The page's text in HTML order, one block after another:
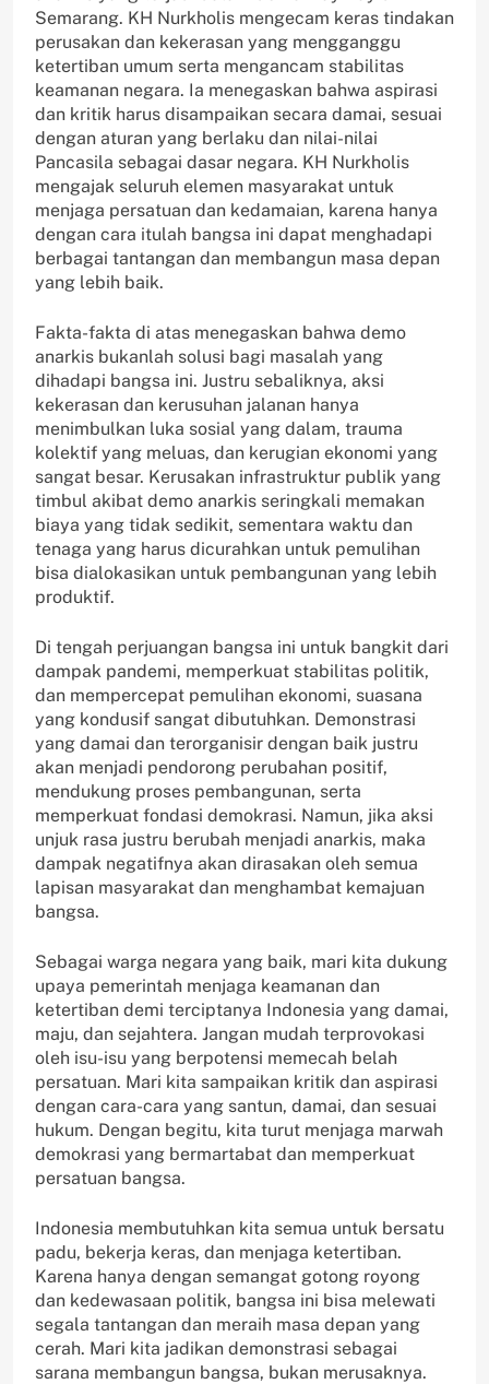
Semarang. KH Nurkholis mengecam keras tindakan
perusakan dan kekerasan yang mengganggu
ketertiban umum serta mengancam stabilitas
keamanan negara. Ia menegaskan bahwa aspirasi
dan kritik harus disampaikan secara damai, sesuai
dengan aturan yang berlaku dan nilai-nilai
Pancasila sebagai dasar negara. KH Nurkholis
mengajak seluruh elemen masyarakat untuk
menjaga persatuan dan kedamaian, karena hanya
dengan cara itulah bangsa ini dapat menghadapi
berbagai tantangan dan membangun masa depan
yang lebih baik.
Fakta-fakta di atas menegaskan bahwa demo
anarkis bukanlah solusi bagi masalah yang
dihadapi bangsa ini. Justru sebaliknya, aksi
kekerasan dan kerusuhan jalanan hanya
menimbulkan luka sosial yang dalam, trauma
kolektif yang meluas, dan kerugian ekonomi yang
sangat besar. Kerusakan infrastruktur publik yang
timbul akibat demo anarkis seringkali memakan
biaya yang tidak sedikit, sementara waktu dan
tenaga yang harus dicurahkan untuk pemulihan
bisa dialokasikan untuk pembangunan yang lebih
produktif.
Di tengah perjuangan bangsa ini untuk bangkit dari
dampak pandemi, memperkuat stabilitas politik,
dan mempercepat pemulihan ekonomi, suasana
yang kondusif sangat dibutuhkan. Demonstrasi
yang damai dan terorganisir dengan baik justru
akan menjadi pendorong perubahan positif,
mendukung proses pembangunan, serta
memperkuat fondasi demokrasi. Namun, jika aksi
unjuk rasa justru berubah menjadi anarkis, maka
dampak negatifnya akan dirasakan oleh semua
lapisan masyarakat dan menghambat kemajuan
bangsa.
Sebagai warga negara yang baik, mari kita dukung
upaya pemerintah menjaga keamanan dan
ketertiban demi terciptanya Indonesia yang damai,
maju, dan sejahtera. Jangan mudah terprovokasi
oleh isu-isu yang berpotensi memecah belah
persatuan. Mari kita sampaikan kritik dan aspirasi
dengan cara-cara yang santun, damai, dan sesuai
hukum. Dengan begitu, kita turut menjaga marwah
demokrasi yang bermartabat dan memperkuat
persatuan bangsa.
Indonesia membutuhkan kita semua untuk bersatu
padu, bekerja keras, dan menjaga ketertiban.
Karena hanya dengan semangat gotong royong
dan kedewasaan politik, bangsa ini bisa melewati
segala tantangan dan meraih masa depan yang
cerah. Mari kita jadikan demonstrasi sebagai
sarana membangun bangsa, bukan merusaknya.